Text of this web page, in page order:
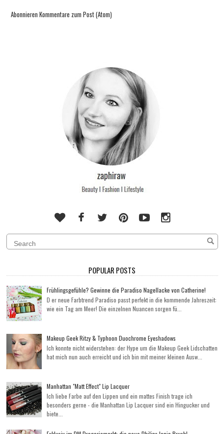
AbonnierenKommentare zum Post (Atom)
POPULAR POSTS
Frühlingsgefühle? Gewinne die Paradiso Nagellacke von Catherine!
D er neue Farbtrend Paradiso passt perfekt in die kommende Jahreszeit:
wie ein Tag am Meer! Die einzelnen Nuancen sorgen fü...
Makeup Geek Ritzy & Typhoon Duochrome Eyeshadows
Ich konnte nicht widerstehen: der Hype um die Makeup Geek Lidschatten
hat mich nun auch erreicht und ich bin mit meiner kleinen Ausw...
Manhattan "Matt Effect" Lip Lacquer
Ich liebe Farbe auf den Lippen und ein mattes Finish trage ich
besonders gerne - die Manhattan Lip Lacquer sind ein Hingucker und
biete...